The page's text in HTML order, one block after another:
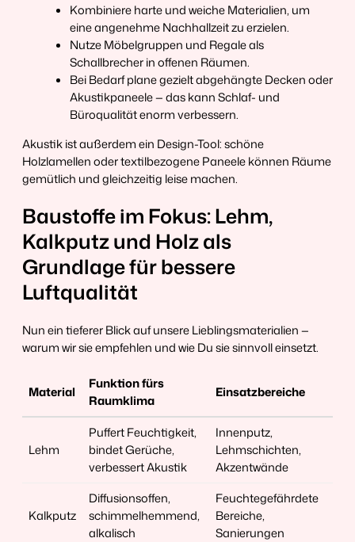
Kombiniere harte und weiche Materialien, um
eine angenehme Nachhallzeit zu erzielen.
Nutze Möbelgruppen und Regale als
Schallbrecher in offenen Räumen.
Bei Bedarf plane gezielt abgehängte Decken oder
Akustikpaneele — das kann Schlaf- und
Büroqualität enorm verbessern.
Akustik ist außerdem ein Design-Tool: schöne
Holzlamellen oder textilbezogene Paneele können Räume
gemütlich und gleichzeitig leise machen.
Baustoffe im Fokus: Lehm,
Kalkputz und Holz als
Grundlage für bessere
Luftqualität
Nun ein tieferer Blick auf unsere Lieblingsmaterialien —
warum wir sie empfehlen und wie Du sie sinnvoll einsetzt.
Material
Funktion fürs
Raumklima
Einsatzbereiche
Lehm
Puffert Feuchtigkeit,
bindet Gerüche,
verbessert Akustik
Innenputz,
Lehmschichten,
Akzentwände
Kalkputz
Diffusionsoffen,
schimmelhemmend,
alkalisch
Feuchtegefährdete
Bereiche,
Sanierungen